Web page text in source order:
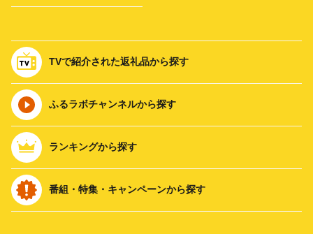
TVで紹介された返礼品から探す
ふるラボチャンネルから探す
ランキングから探す
番組・特集・キャンペーンから探す